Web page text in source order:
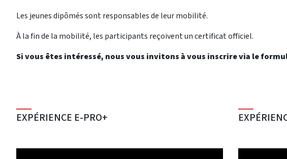
Les jeunes dipômés sont responsables de leur mobilité.
À la fin de la mobilité, les participants reçoivent un certificat officiel.
Si vous êtes intéressé, nous vous invitons à vous inscrire via le
EXPÉRIENCE E-PRO+